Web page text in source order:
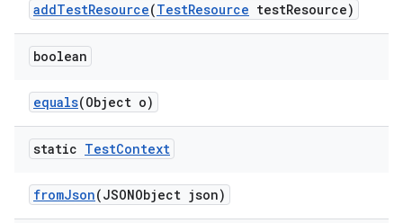
addTestResource(TestResource testResource)
boolean
equals(Object o)
static TestContext
fromJson(JSONObject json)